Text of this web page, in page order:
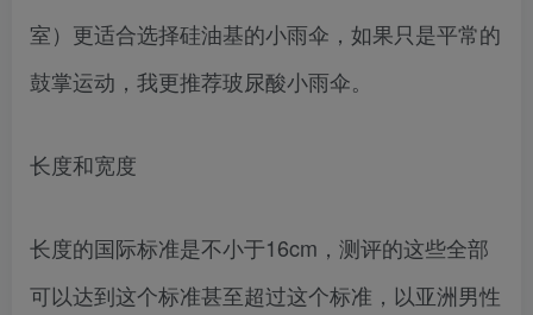
室）更适合选择硅油基的小雨伞，如果只是平常的
鼓掌运动，我更推荐玻尿酸小雨伞。
长度和宽度
长度的国际标准是不小于16cm，测评的这些全部
可以达到这个标准甚至超过这个标准，以亚洲男性